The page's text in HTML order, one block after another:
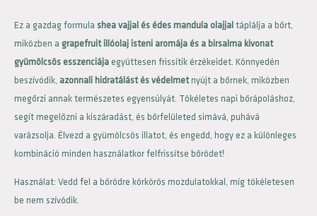
Ez a gazdag formula shea vajjal és édes mandula olajjal táplálja a bőrt,
miközben a grapefruit illóolaj isteni aromája és a birsalma kivonat
gyümölcsös esszenciájaegyüttesen frissítik érzékeidet. Könnyedén
beszívódik, azonnali hidratálást és védelmetnyújt a bőrnek, miközben
megőrzi annak természetes egyensúlyát. Tökéletes napi bőrápoláshoz,
segít megelőzni a kiszáradást, és bőrfelületed simává, puhává
varázsolja. Élvezd a gyümölcsös illatot, és engedd, hogy ez a különleges
kombináció minden használatkor felfrissítse bőrödet!
Használat: Vedd fel a bőrödre körkörös mozdulatokkal, míg tökéletesen
be nem szívódik.